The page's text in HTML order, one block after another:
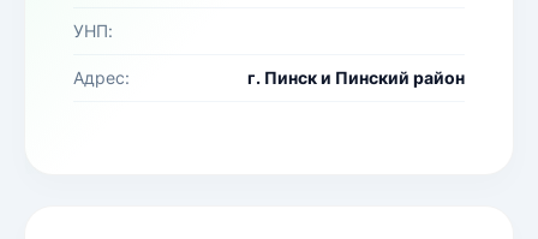
УНП:
Адрес: г. Пинск и Пинский район